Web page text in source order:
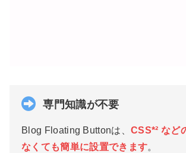
専門知識が不要
Blog Floating Buttonは、CSS*² など
なくても簡単に設置できます。